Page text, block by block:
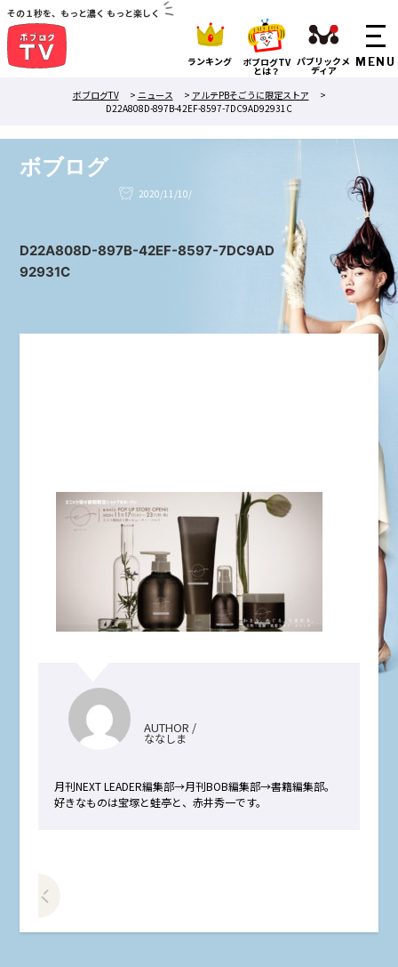
その１秒を、もっと濃く もっと楽しく
ランキング ボブログTV
とは？
パブリックメ
ディア
ボブログTV
> ニュース > アルテPBそごうに限定ストア
>
D22A808D-897B-42EF-8597-7DC9AD92931C
ボブログ
2020/11/10/
D22A808D-897B-42EF-8597-7DC9AD
92931C
AUTHOR /
ななしま
月刊NEXT LEADER編集部→月刊BOB編集部→書籍編集部。
好きなものは宝塚と蛙亭と、赤井秀一です。